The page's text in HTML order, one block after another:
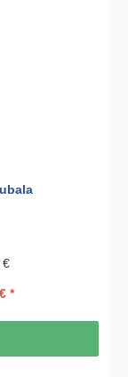
€
*